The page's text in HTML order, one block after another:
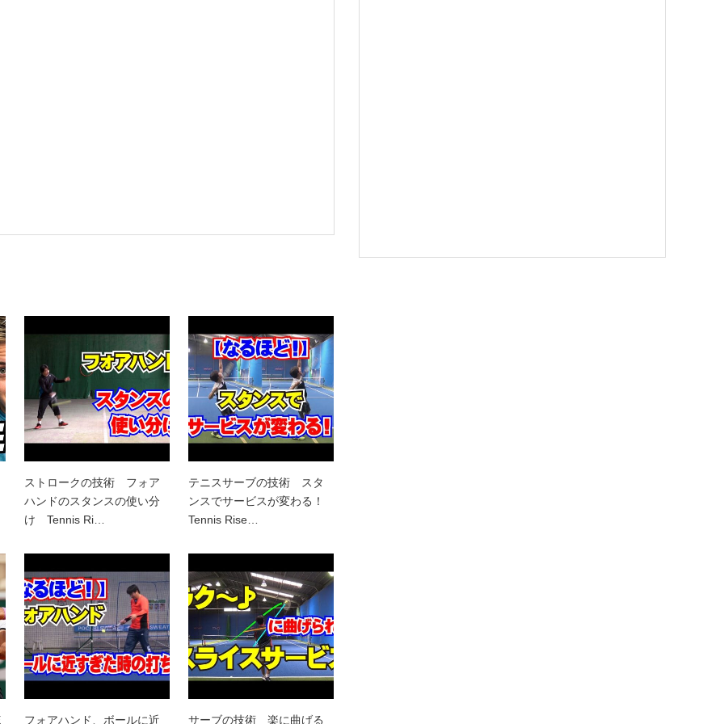
ストロークの技術 フォア
ハンドのスタンスの使い分
け Tennis Ri…
テニスサーブの技術 スタ
ンスでサービスが変わる！
Tennis Rise…
フォアハンド、ボールに近 サーブの技術 楽に曲げる